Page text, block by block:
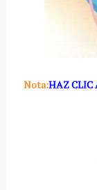
Nota:HAZ CLIC